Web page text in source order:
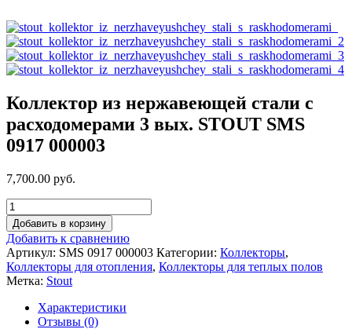
Коллектор из нержавеющей стали с
расходомерами 3 вых. STOUT SMS
0917 000003
7,700.00 руб.
Добавить в корзину
Добавить к сравнению
Артикул: SMS 0917 000003 Категории: Коллекторы,
Коллекторы для отопления, Коллекторы для теплых полов
Метка: Stout
Характеристики
Отзывы (0)